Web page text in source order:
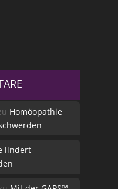
Homöopathie
lindert